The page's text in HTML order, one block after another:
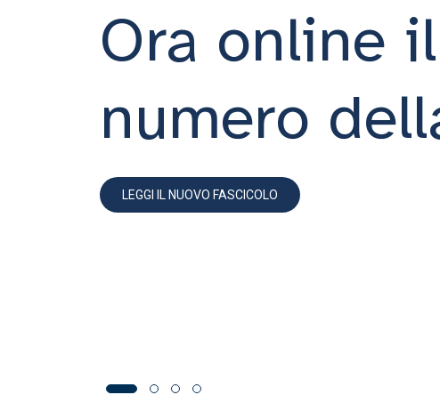
Ora online
numero
LEGGI IL NUOVO FASCICOLO